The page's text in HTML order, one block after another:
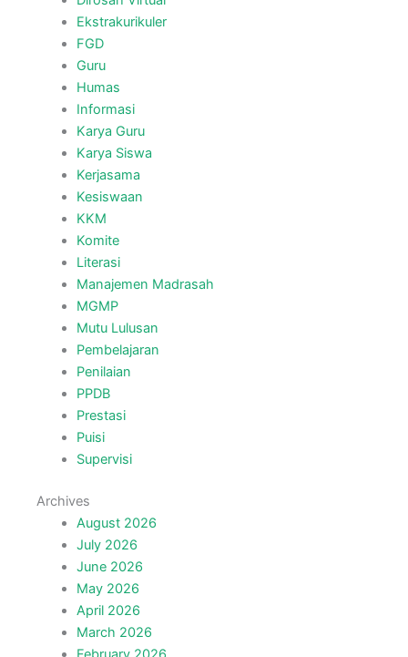
Ekstrakurikuler
FGD
Guru
Humas
Informasi
Karya Guru
Karya Siswa
Kerjasama
Kesiswaan
KKM
Komite
Literasi
Manajemen Madrasah
MGMP
Mutu Lulusan
Pembelajaran
Penilaian
PPDB
Prestasi
Puisi
Supervisi
Archives
August 2026
July 2026
June 2026
May 2026
April 2026
March 2026